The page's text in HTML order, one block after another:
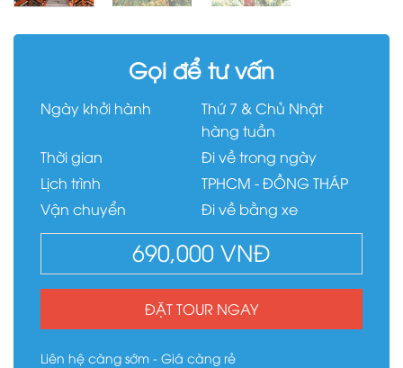
Gọi để tư vấn
Ngày khởi hành
Thứ 7 & Chủ Nhật
hàng tuần
Thời gian
Đi về trong ngày
Lịch trình
TPHCM - ĐỒNG THÁP
Vận chuyển
Đi về bằng xe
690,000 VNĐ
ĐẶT TOUR NGAY
Liên hệ càng sớm - Giá càng rẻ